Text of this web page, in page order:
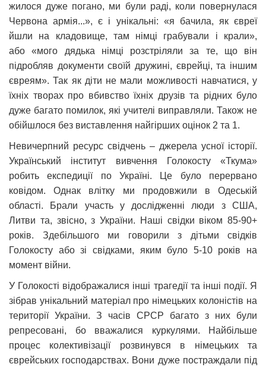
жилося дуже погано, ми були раді, коли повернулася
Червона армія...», є і унікальні: «я бачила, як євреї
йшли на кладовище, там німці грабували і крали»,
або «мого дядька німці розстріляли за те, що він
підробляв документи своїй дружині, єврейці, та іншим
євреям». Так як діти не мали можливості навчатися, у
їхніх творах про вбивство їхніх друзів та рідних було
дуже багато помилок, які учителі виправляли. Також не
обійшлося без виставлення найгірших оцінок 2 та 1.
Невичерпний ресурс свідчень – джерела усної історії.
Український інститут вивчення Голокосту «Ткума»
робить експедиції по Україні. Це було перервано
ковідом. Однак влітку ми продовжили в Одеській
області. Брали участь у дослідженні люди з США,
Литви та, звісно, з України. Наші свідки віком 85-90+
років. Здебільшого ми говорили з дітьми свідків
Голокосту або зі свідками, яким було 5-10 років на
момент війни.
У Голокості відображалися інші трагедії та інші події. Я
зібрав унікальний матеріал про німецьких колоністів на
території України. З часів СРСР багато з них були
репресовані, бо вважалися куркулями. Найбільше
процес колективізації розвинувся в німецьких та
єврейських господарствах. Вони дуже постраждали під